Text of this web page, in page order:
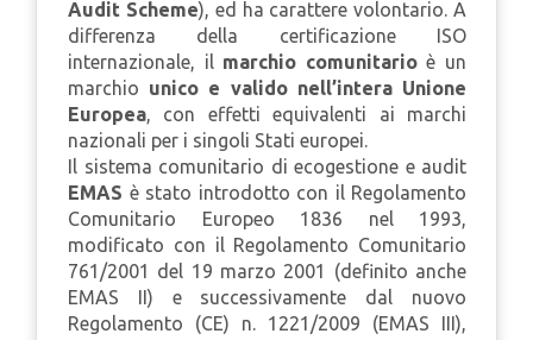
Audit Scheme), ed ha carattere volontario. A
differenza della certificazione ISO
internazionale, il marchio comunitarioè un
marchio unico e valido nell’intera Unione
Europea, con effetti equivalenti ai marchi
nazionali per i singoli Stati europei.
Il sistema comunitario di ecogestione e audit
EMAS è stato introdotto con il Regolamento
Comunitario Europeo 1836 nel 1993,
modificato con il Regolamento Comunitario
761/2001 del 19 marzo 2001 (definito anche
EMAS II) e successivamente dal nuovo
Regolamento (CE) n. 1221/2009 (EMAS III),